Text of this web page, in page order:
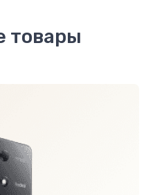
товары